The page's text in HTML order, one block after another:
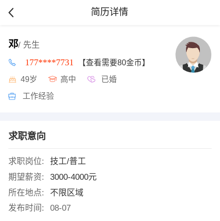
简历详情
邓/ 先生
177****7731 【查看需要80金币】
49岁 高中 已婚
工作经验
求职意向
求职岗位:
技工/普工
期望薪资:
3000-4000元
所在地点:
不限区域
发布时间:
08-07